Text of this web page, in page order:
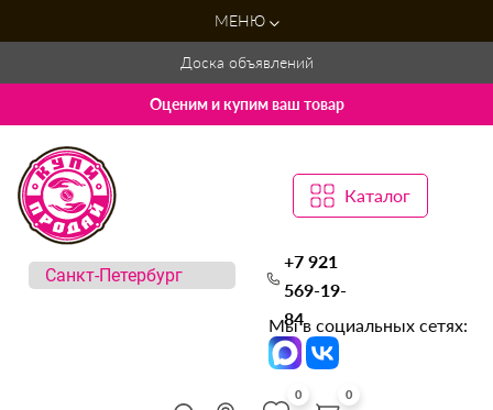
МЕНЮ
Доска объявлений
Оценим и купим ваш товар
Каталог
+7 921
569-19-
84
Мы в социальных сетях:
0 0